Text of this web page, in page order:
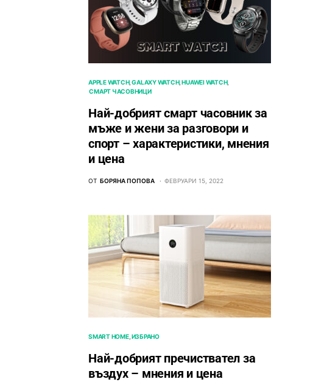
APPLE WATCH GALAXY WATCH HUAWEI WATCH
СМАРТ ЧАСОВНИЦИ
Най-добрият смарт часовник за
мъже и жени за разговори и
спорт – характеристики, мнения
и цена
ОТ БОРЯНА ПОПОВА ФЕВРУАРИ 15, 2022
SMART HOME ИЗБРАНО
Най-добрият пречиствател за
въздух – мнения и цена